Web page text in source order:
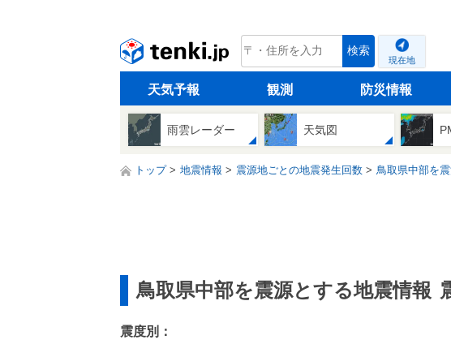
tenki.jp 検索
現在地
天気予報 観測 防災情報
雨雲レーダー 天気図
トップ 地震情報 震源地ごとの地震発生回数 鳥取県中部を
鳥取県中部を震源とする地震情報
震度別：